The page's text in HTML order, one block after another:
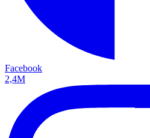
Facebook
2,4M